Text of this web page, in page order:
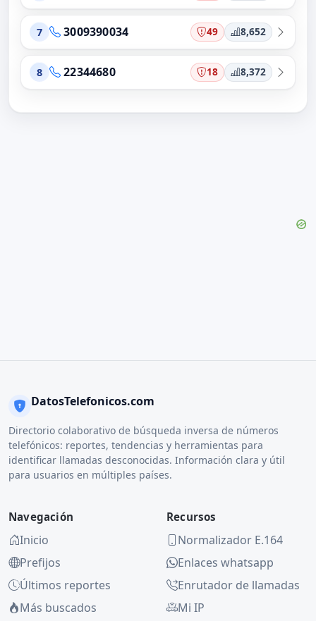
7 3009390034 49 8,652
8 22344680 18 8,372
DatosTelefonicos.com
Directorio colaborativo de búsqueda inversa de números
telefónicos: reportes, tendencias y herramientas para
identificar llamadas desconocidas. Información clara y útil
para usuarios en múltiples países.
Navegación
Inicio
Prefijos
Últimos reportes
Más buscados
Recursos
Normalizador E.164
Enlaces whatsapp
Enrutador de llamadas
Mi IP